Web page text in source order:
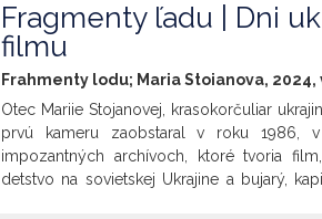
Fragmenty ľadu | Dni
filmu
Frahmenty lodu; Maria Stoianova, 2024,
Otec Mariie Stojanovej, krasokorčuliar
prvú kameru zaobstaral v roku 1986,
impozantných archívoch, ktoré tvoria
detstvo na sovietskej Ukrajine a bujarý,